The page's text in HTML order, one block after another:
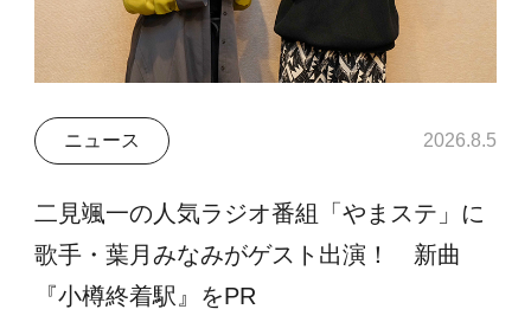
ニュース 2026.8.5
二見颯一の人気ラジオ番組「やまステ」に
歌手・葉月みなみがゲスト出演！ 新曲
『小樽終着駅』をPR